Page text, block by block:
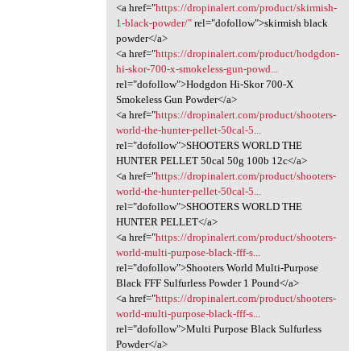
<a href="https://dropinalert.com/product/skirmish-
1-black-powder/"rel="dofollow">skirmish black
powder</a>
<a href="https://dropinalert.com/product/hodgdon-
hi-skor-700-x-smokeless-gun-powd...
rel="dofollow">Hodgdon Hi-Skor 700-X
Smokeless Gun Powder</a>
<a href="https://dropinalert.com/product/shooters-
world-the-hunter-pellet-50cal-5...
rel="dofollow">SHOOTERS WORLD THE
HUNTER PELLET 50cal 50g 100b 12c</a>
<a href="https://dropinalert.com/product/shooters-
world-the-hunter-pellet-50cal-5...
rel="dofollow">SHOOTERS WORLD THE
HUNTER PELLET</a>
<a href="https://dropinalert.com/product/shooters-
world-multi-purpose-black-fff-s...
rel="dofollow">Shooters World Multi-Purpose
Black FFF Sulfurless Powder 1 Pound</a>
<a href="https://dropinalert.com/product/shooters-
world-multi-purpose-black-fff-s...
rel="dofollow">Multi Purpose Black Sulfurless
Powder</a>